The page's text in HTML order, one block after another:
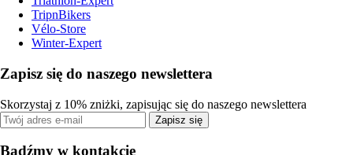
TripnBikers
Vélo-Store
Winter-Expert
Zapisz się do naszego newslettera
Skorzystaj z 10% zniżki, zapisując się do naszego newslettera
Zapisz się
Bądźmy w kontakcie